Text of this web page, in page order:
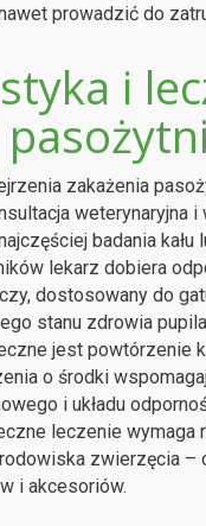
prowadzić do
i
zakażenia
weterynaryjna i
badania kału
lekarz dobiera
dostosowany do
stanu zdrowia
jest powtórzenie
o środki
i układu
leczenie wymaga
zwierzęcia –
i akcesoriów.